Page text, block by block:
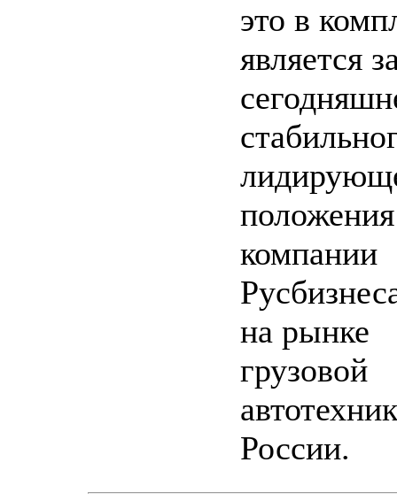
это в
является
положения
компании
на рынке
грузовой
России.